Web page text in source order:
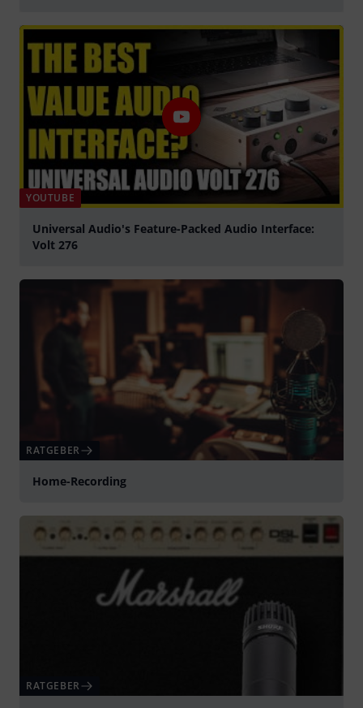
YOUTUBE
Universal Audio's Feature-Packed Audio Interface:
Volt 276
RATGEBER
Home-Recording
RATGEBER